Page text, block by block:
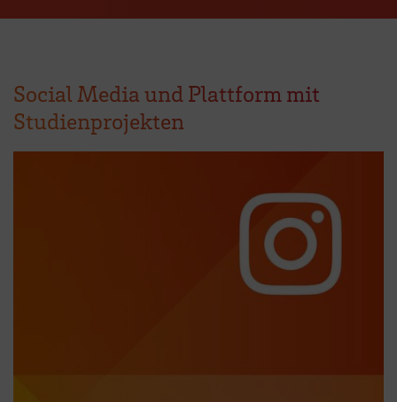
Social Media und Plattform mit
Studienprojekten